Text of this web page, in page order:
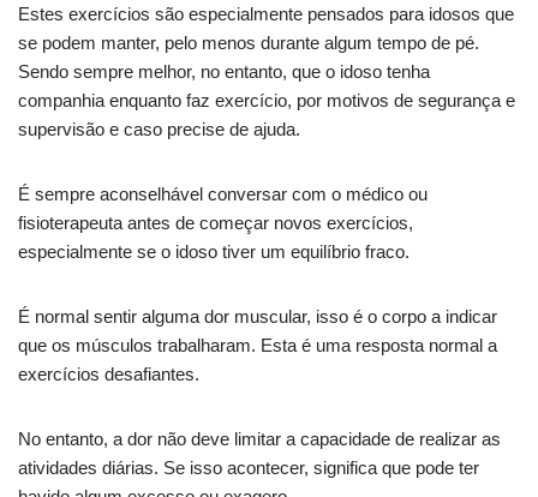
Estes exercícios são especialmente pensados para idosos que
se podem manter, pelo menos durante algum tempo de pé.
Sendo sempre melhor, no entanto, que o idoso tenha
companhia enquanto faz exercício, por motivos de segurança e
supervisão e caso precise de ajuda.
É sempre aconselhável conversar com o médico ou
fisioterapeuta antes de começar novos exercícios,
especialmente se o idoso tiver um equilíbrio fraco.
É normal sentir alguma dor muscular, isso é o corpo a indicar
que os músculos trabalharam. Esta é uma resposta normal a
exercícios desafiantes.
No entanto, a dor não deve limitar a capacidade de realizar as
atividades diárias. Se isso acontecer, significa que pode ter